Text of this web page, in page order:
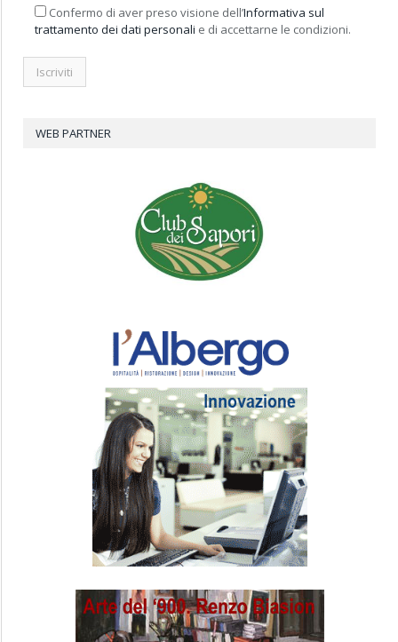
Confermo di aver preso visione dell’Informativa sul
trattamento dei dati personali e di accettarne le condizioni.
WEB PARTNER